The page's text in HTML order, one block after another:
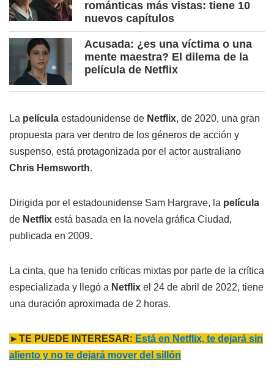
románticas más vistas: tiene 10
nuevos capítulos
Acusada: ¿es una víctima o una
mente maestra? El dilema de la
película de Netflix
La película estadounidense de Netflix, de 2020, una gran
propuesta para ver dentro de los géneros de acción y
suspenso, está protagonizada por el actor australiano
Chris Hemsworth.
Dirigida por el estadounidense Sam Hargrave, la película
de Netflix está basada en la novela gráfica Ciudad,
publicada en 2009.
La cinta, que ha tenido críticas mixtas por parte de la crítica
especializada y llegó a Netflix el 24 de abril de 2022, tiene
una duración aproximada de 2 horas.
►TE PUEDE INTERESAR: Está en Netflix, te dejará sin
aliento y no te dejará mover del sillón